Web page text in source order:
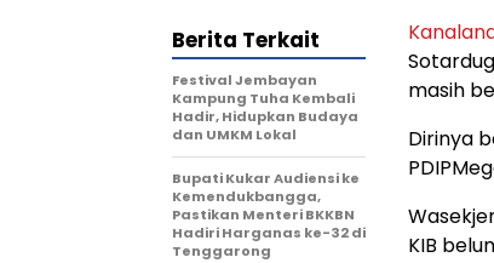
masih
Dirinya
KIB
Berita Terkait
Festival Jembayan
Kampung Tuha Kembali
Hadir, Hidupkan Budaya
dan UMKM Lokal
Bupati Kukar Audiensi ke
Kemendukbangga,
Pastikan Menteri BKKBN
Hadiri Harganas ke-32 di
Tenggarong